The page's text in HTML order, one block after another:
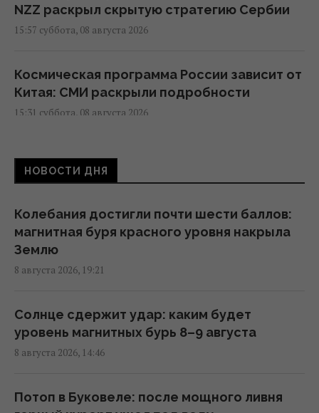
NZZ раскрыл скрытую стратегию Сербии
15:57 суббота, 08 августа 2026
Космическая программа России зависит от
Китая: СМИ раскрыли подробности
15:31 суббота, 08 августа 2026
Евросоюз ускорил работу над
собственным аналогом Starlink
США внезапно уволили генерала,
командовавшего войсками в Европе
12:13 суббота, 08 августа 2026
Главный генерал США ищет выход из
войны в Иране, чтобы не разозлить
Трампа, - CNN
НОВОСТИ ДНЯ
Колебания достигли почти шести баллов:
магнитная буря красного уровня накрыла
Землю
8 августа 2026, 19:21
Солнце сдержит удар: каким будет
уровень магнитных бурь 8–9 августа
8 августа 2026, 14:46
Потоп в Буковеле: после мощного ливня